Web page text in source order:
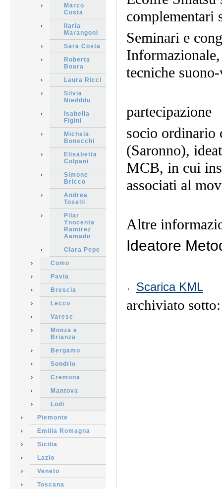
Marco
Costa
Ilaria
Marangoni
Sara Costa
Roberta
Boara
Laura Ricci
Silvia
Niedddu
Isabella
Figini
Michela
Bonecchi
Elisabetta
Colpani
Simone
Bricco
Andrea
Toselli
Pilar
Ynocenta
Ramirez
Aamado
Clara Pepe
Como
Pavia
Brescia
Lecco
Varese
Monza e
Brianza
Bergamo
Sondrio
Cremona
Mantova
Lodi
Piemonte
Emilia Romagna
Sicilia
Lazio
Veneto
Toscana
Seminari e
tecniche
partecipazione
socio ordinario
(Saronno),
MCB, in cui
associati al
Altre
Ideatore
sul
documento
Scarica KML
archiviato